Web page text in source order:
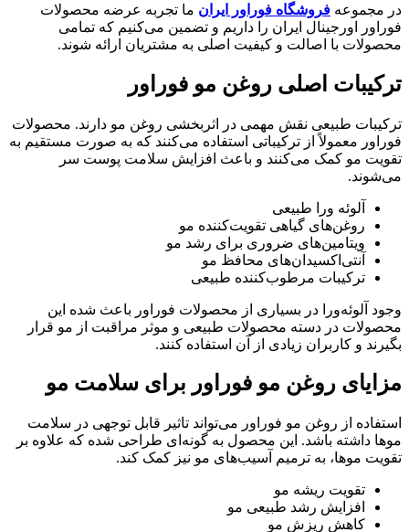
در مجموعه فروشگاه فوراور ایران ما تجربه عرضه محصولات
فوراور اورجینال ایران را داریم و تضمین می‌کنیم که تمامی
محصولات با اصالت و کیفیت اصلی به مشتریان ارائه شوند.
ترکیبات اصلی روغن مو فوراور
ترکیبات طبیعی نقش مهمی در اثربخشی روغن مو دارند. محصولات
فوراور معمولاً از ترکیباتی استفاده می‌کنند که به صورت مستقیم به
تقویت مو کمک می‌کنند و باعث افزایش سلامت پوست سر
می‌شوند.
آلوئه ورا طبیعی
روغن‌های گیاهی تقویت‌کننده مو
ویتامین‌های ضروری برای رشد مو
آنتی‌اکسیدان‌های محافظ مو
ترکیبات مرطوب‌کننده طبیعی
وجود آلوئه‌ورا در بسیاری از محصولات فوراور باعث شده این
محصولات در دسته محصولات طبیعی و موثر مراقبت از مو قرار
بگیرند و کاربران زیادی از آن استفاده کنند.
مزایای روغن مو فوراور برای سلامت مو
استفاده از روغن مو فوراور می‌تواند تاثیر قابل توجهی در سلامت
موها داشته باشد. این محصول به گونه‌ای طراحی شده که علاوه بر
تقویت موها، به ترمیم آسیب‌های مو نیز کمک کند.
تقویت ریشه مو
افزایش رشد طبیعی مو
کاهش ریزش مو